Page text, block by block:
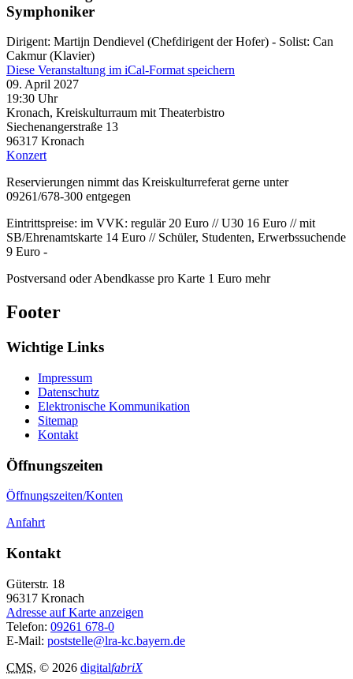
Symphoniker
Dirigent: Martijn Dendievel (Chefdirigent der Hofer) - Solist: Can
Cakmur (Klavier)
Diese Veranstaltung im iCal-Format speichern
09. April 2027
19:30 Uhr
Kronach, Kreiskulturraum mit Theaterbistro
Siechenangerstraße 13
96317 Kronach
Konzert
Reservierungen nimmt das Kreiskulturreferat gerne unter
09261/678-300 entgegen
Eintrittspreise: im VVK: regulär 20 Euro // U30 16 Euro // mit
SB/Ehrenamtskarte 14 Euro // Schüler, Studenten, Erwerbssuchende
9 Euro -
Postversand oder Abendkasse pro Karte 1 Euro mehr
Footer
Wichtige Links
Impressum
Datenschutz
Elektronische Kommunikation
Sitemap
Kontakt
Öffnungszeiten
Öffnungszeiten/Konten
Anfahrt
Kontakt
Güterstr. 18
96317 Kronach
Adresse auf Karte anzeigen
Telefon: 09261 678-0
E-Mail: poststelle@lra-kc.bayern.de
CMS, © 2026 digitalfabriX